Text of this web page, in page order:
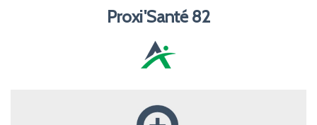
SOINS ET SANTÉ
AIDE À DOMICILE
Proxi'Santé 82